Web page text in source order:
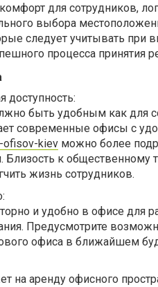
для сотрудников,
выбора
следует учитывать при
процесса принятия
доступность:
быть удобным как для
современные офисы с
ofisov-kiev можно более
к общественному
жизнь сотрудников.
и удобно в офисе для
Предусмотрите
офиса в ближайшем
на аренду офисного